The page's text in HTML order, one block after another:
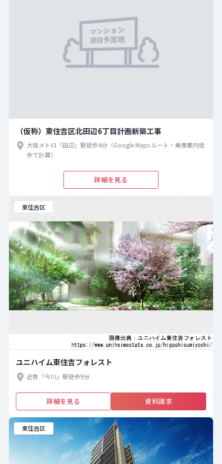
（仮称）東住吉区北田辺6丁目計画新築工事
大阪メトロ「田辺」駅徒歩4分（Google Maps ルート・乗換案内徒
歩で計算）
詳細を見る
東住吉区
ユニハイム東住吉フォレスト
近鉄「今川」駅徒歩9分
詳細を見る 資料請求
東住吉区